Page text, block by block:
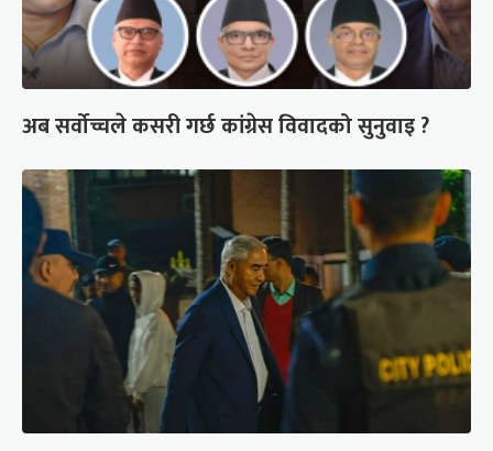
अब सर्वोच्चले कसरी गर्छ कांग्रेस विवादको सुनुवाइ ?